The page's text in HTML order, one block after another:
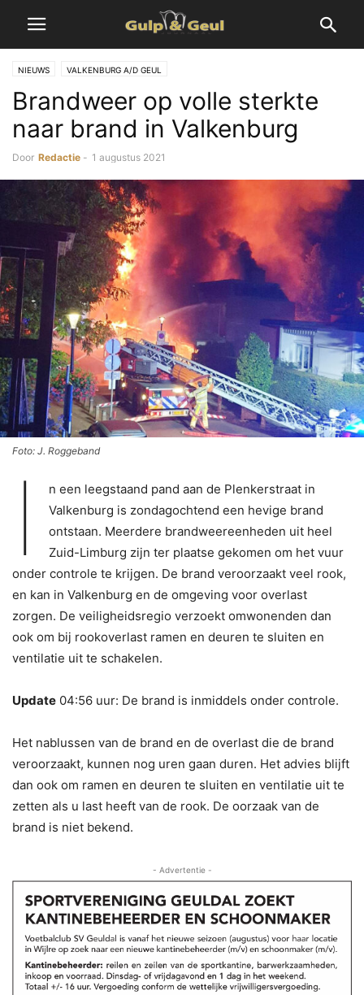
NIEUWS VALKENBURG A/D GEUL
Brandweer op volle sterkte
naar brand in Valkenburg
Door Redactie - 1 augustus 2021
Foto: J. Roggeband
I
n een leegstaand pand aan de Plenkerstraat in
Valkenburg is zondagochtend een hevige brand
ontstaan. Meerdere brandweereenheden uit heel
Zuid-Limburg zijn ter plaatse gekomen om het vuur
onder controle te krijgen. De brand veroorzaakt veel rook,
en kan in Valkenburg en de omgeving voor overlast
zorgen. De veiligheidsregio verzoekt omwonenden dan
ook om bij rookoverlast ramen en deuren te sluiten en
ventilatie uit te schakelen.
Update 04:56 uur: De brand is inmiddels onder controle.
Het nablussen van de brand en de overlast die de brand
veroorzaakt, kunnen nog uren gaan duren. Het advies blijft
dan ook om ramen en deuren te sluiten en ventilatie uit te
zetten als u last heeft van de rook. De oorzaak van de
brand is niet bekend.
- Advertentie -